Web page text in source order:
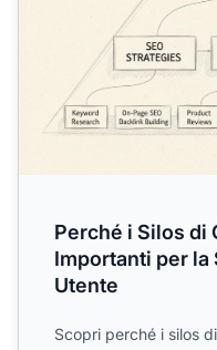
Perché i Silos di
Importanti per la
Utente
Scopri perché i silos